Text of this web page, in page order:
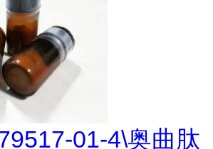
01-4\奥曲肽